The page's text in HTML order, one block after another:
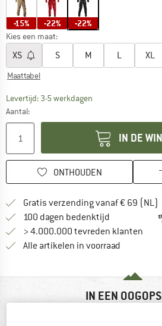
-15% -22% -22%
Kies een maat:
XS S M L XL
Maattabel
Levertijd: 3-5 werkdagen
Aantal:
IN DE
ONTHOUDEN
Gratis verzending vanaf € 69 (NL)
100 dagen bedenktijd Vind de
> 4.000.000 tevreden klanten
Alle artikelen in voorraad
IN EEN